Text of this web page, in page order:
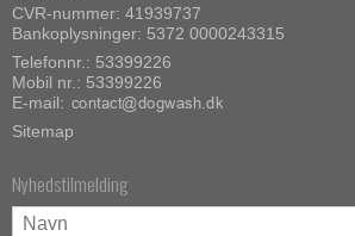
CVR-nummer: 41939737
Bankoplysninger: 5372 0000243315
Telefonnr.: 53399226
Mobil nr.: 53399226
E-mail:
Sitemap
Nyhedstilmelding